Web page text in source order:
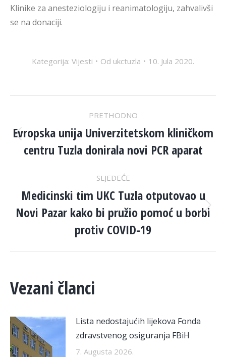
Klinike za anesteziologiju i reanimatologiju, zahvalivši
se na donaciji.
Kategorija: Vijesti Od ukctuzla 10. Jula 2020.
NAVIGATION
PRETHODNO
Previous
post:
Evropska unija Univerzitetskom kliničkom
centru Tuzla donirala novi PCR aparat
SLJEDEĆE
Next
post:
Medicinski tim UKC Tuzla otputovao u
Novi Pazar kako bi pružio pomoć u borbi
protiv COVID-19
Vezani članci
Lista nedostajućih lijekova Fonda
zdravstvenog osiguranja FBiH
7. Augusta 2026.